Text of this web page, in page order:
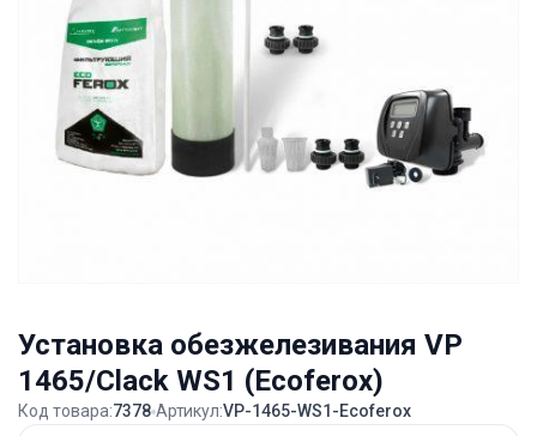
Установка обезжелезивания VP
1465/Clack WS1 (Ecoferox)
Код товара:7378 Артикул:VP-1465-WS1-Ecoferox